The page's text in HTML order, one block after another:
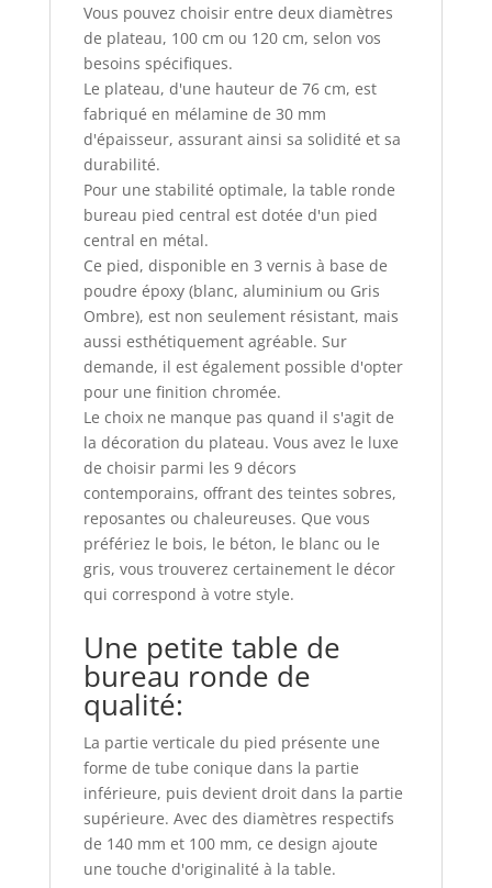
Vous pouvez choisir entre deux diamètres
de plateau, 100 cm ou 120 cm, selon vos
besoins spécifiques.
Le plateau, d'une hauteur de 76 cm, est
fabriqué en mélamine de 30 mm
d'épaisseur, assurant ainsi sa solidité et sa
durabilité.
Pour une stabilité optimale, la table ronde
bureau pied central est dotée d'un pied
central en métal.
Ce pied, disponible en 3 vernis à base de
poudre époxy (blanc, aluminium ou Gris
Ombre), est non seulement résistant, mais
aussi esthétiquement agréable. Sur
demande, il est également possible d'opter
pour une finition chromée.
Le choix ne manque pas quand il s'agit de
la décoration du plateau. Vous avez le luxe
de choisir parmi les 9 décors
contemporains, offrant des teintes sobres,
reposantes ou chaleureuses. Que vous
préfériez le bois, le béton, le blanc ou le
gris, vous trouverez certainement le décor
qui correspond à votre style.
Une petite table de
bureau ronde de
qualité:
La partie verticale du pied présente une
forme de tube conique dans la partie
inférieure, puis devient droit dans la partie
supérieure. Avec des diamètres respectifs
de 140 mm et 100 mm, ce design ajoute
une touche d'originalité à la table.